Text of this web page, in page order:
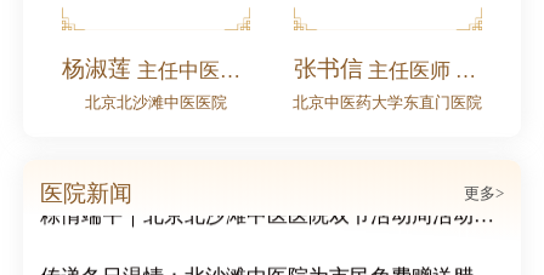
杨淑莲 主任中医师 教授
北京北沙滩中医医院
张书信 主任医师 教授
北京中医药大学东直门医院
医院新闻 更多>
粽情端午｜北京北沙滩中医医院双节活动周活动圆满结束